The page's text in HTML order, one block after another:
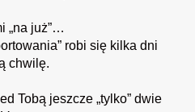
„na już”…
robi się kilka dni
chwilę.
Tobą jeszcze „tylko” dwie